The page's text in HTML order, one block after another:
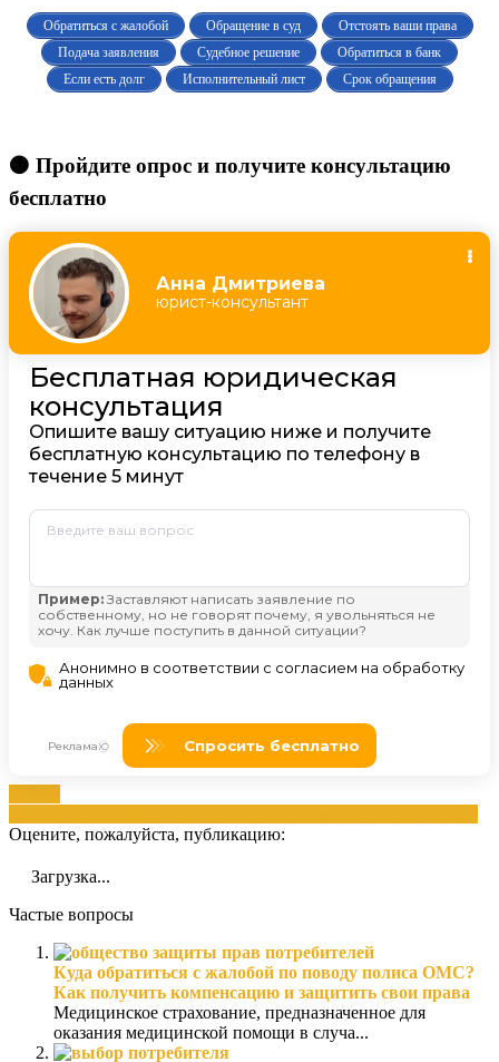
Обратиться с жалобой Обращение в суд
Отстоять ваши права
Подача заявления
Судебное решение
Обратиться в банк
Если есть долг
Исполнительный лист Срок обращения
🟠 Пройдите опрос и получите консультацию
бесплатно
Оцените, пожалуйста, публикацию:
Загрузка...
Частые вопросы
Куда обратиться с жалобой по поводу полиса ОМС?
Как получить компенсацию и защитить свои права
Медицинское страхование, предназначенное для
оказания медицинской помощи в случа...